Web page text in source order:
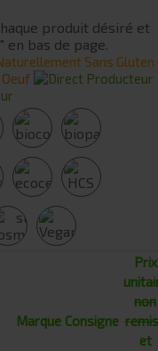
produit désiré et
bas de page.
Sans Gluten
Marque Consigne
Prix
non
et